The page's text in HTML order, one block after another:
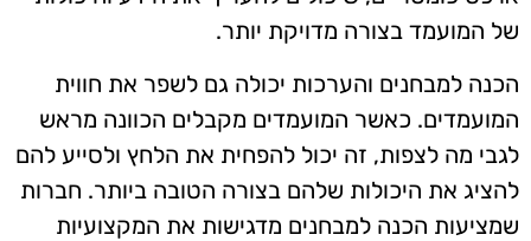
של המועמד בצורה מדויקת יותר.
הכנה למבחנים והערכות יכולה גם לשפר את חווית
המועמדים. כאשר המועמדים מקבלים הכוונה מראש
לגבי מה לצפות, זה יכול להפחית את הלחץ ולסייע להם
להציג את היכולות שלהם בצורה הטובה ביותר. חברות
שמציעות הכנה למבחנים מדגישות את המקצועיות